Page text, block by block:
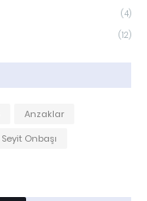
(4)
(12)
Anzaklar
Seyit Onbaşı